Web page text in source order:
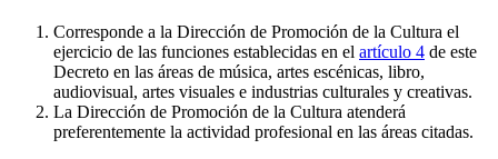
Corresponde a la Dirección de Promoción de la Cultura el
ejercicio de las funciones establecidas en el artículo 4 de este
Decreto en las áreas de música, artes escénicas, libro,
audiovisual, artes visuales e industrias culturales y creativas.
La Dirección de Promoción de la Cultura atenderá
preferentemente la actividad profesional en las áreas citadas.